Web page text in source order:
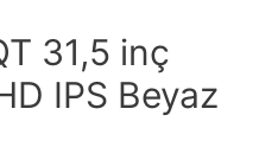
31,5 inç
IPS Beyaz